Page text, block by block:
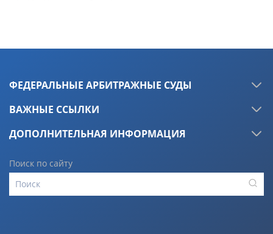
ФЕДЕРАЛЬНЫЕ АРБИТРАЖНЫЕ СУДЫ
ВАЖНЫЕ ССЫЛКИ
ДОПОЛНИТЕЛЬНАЯ ИНФОРМАЦИЯ
Поиск по сайту